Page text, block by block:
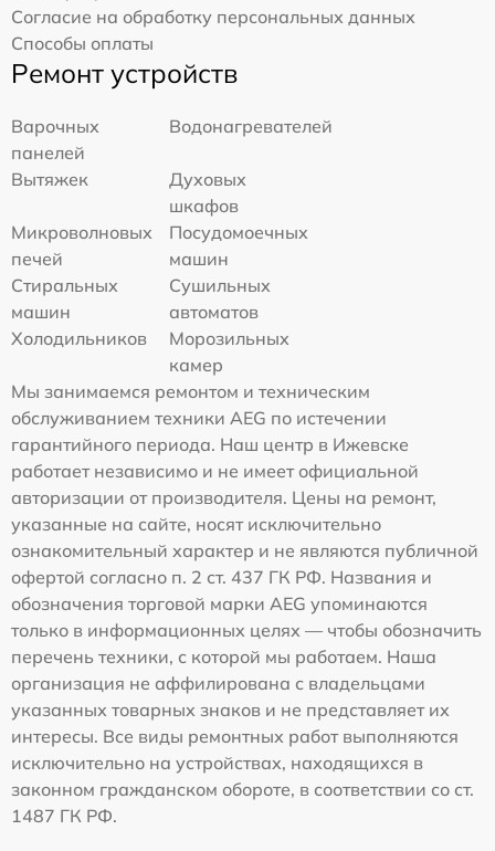
Согласие на обработку персональных данных
Способы оплаты
Ремонт устройств
Варочных
панелей
Водонагревателей
Вытяжек
Духовых
шкафов
Микроволновых
печей
Посудомоечных
машин
Стиральных
машин
Сушильных
автоматов
Холодильников
Морозильных
камер
Мы занимаемся ремонтом и техническим
обслуживанием техники AEG по истечении
гарантийного периода. Наш центр в Ижевске
работает независимо и не имеет официальной
авторизации от производителя. Цены на ремонт,
указанные на сайте, носят исключительно
ознакомительный характер и не являются публичной
офертой согласно п. 2 ст. 437 ГК РФ. Названия и
обозначения торговой марки AEG упоминаются
только в информационных целях — чтобы обозначить
перечень техники, с которой мы работаем. Наша
организация не аффилирована с владельцами
указанных товарных знаков и не представляет их
интересы. Все виды ремонтных работ выполняются
исключительно на устройствах, находящихся в
законном гражданском обороте, в соответствии со ст.
1487 ГК РФ.